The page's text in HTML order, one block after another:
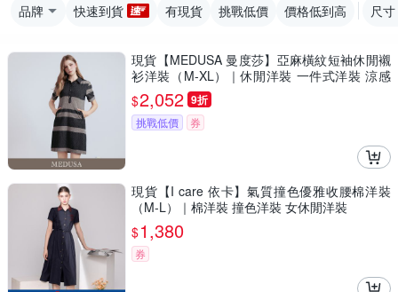
品牌 快速到貨 有現貨 挑戰低價 價格低到高 尺寸
現貨【MEDUSA 曼度莎】亞麻橫紋短袖休閒襯
衫洋裝（M-XL）｜休閒洋裝 一件式洋裝 涼感
透氣亞麻
$2,052 9折
挑戰低價 券
現貨【I care 依卡】氣質撞色優雅收腰棉洋裝
（M-L）｜棉洋裝 撞色洋裝 女休閒洋裝
$1,380
券